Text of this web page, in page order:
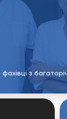
фахівці з